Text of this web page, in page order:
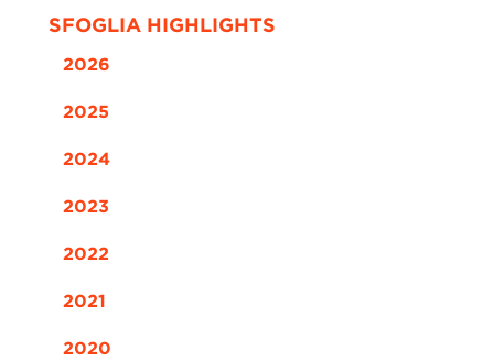
SFOGLIA HIGHLIGHTS
2026
2025
2024
2023
2022
2021
2020